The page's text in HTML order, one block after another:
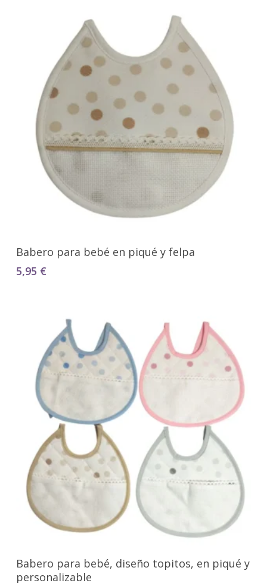
Seleccionar Opciones
Babero para bebé en piqué y felpa
5,95 €
Seleccionar Opciones
Babero para bebé, diseño topitos, en piqué y
personalizable